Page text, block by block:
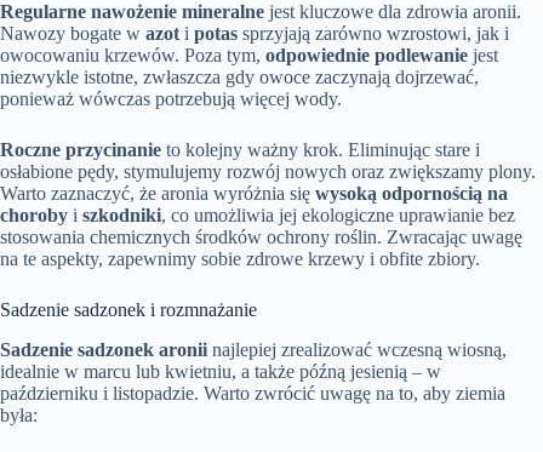
Regularne nawożenie mineralne jest kluczowe dla zdrowia aronii.
Nawozy bogate w azot i potas sprzyjają zarówno wzrostowi, jak i
owocowaniu krzewów. Poza tym, odpowiednie podlewanie jest
niezwykle istotne, zwłaszcza gdy owoce zaczynają dojrzewać,
ponieważ wówczas potrzebują więcej wody.
Roczne przycinanie to kolejny ważny krok. Eliminując stare i
osłabione pędy, stymulujemy rozwój nowych oraz zwiększamy plony.
Warto zaznaczyć, że aronia wyróżnia się wysoką odpornością na
choroby i szkodniki, co umożliwia jej ekologiczne uprawianie bez
stosowania chemicznych środków ochrony roślin. Zwracając uwagę
na te aspekty, zapewnimy sobie zdrowe krzewy i obfite zbiory.
Sadzenie sadzonek i rozmnażanie
Sadzenie sadzonek aronii najlepiej zrealizować wczesną wiosną,
idealnie w marcu lub kwietniu, a także późną jesienią – w
październiku i listopadzie. Warto zwrócić uwagę na to, aby ziemia
była: